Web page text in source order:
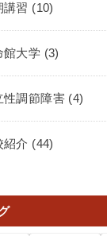
講習 (10)
館大学 (3)
性調節障害 (4)
紹介 (44)